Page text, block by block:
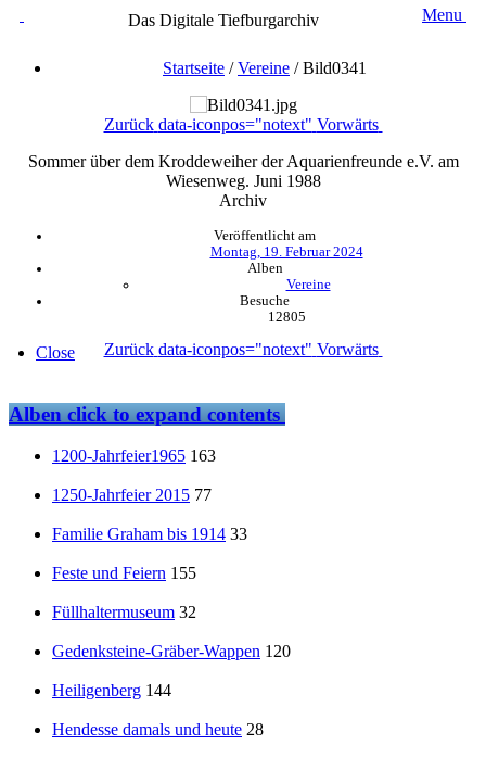
Das Digitale Tiefburgarchiv Menu
Startseite /Vereine /Bild0341
Zurück data-iconpos="notext" Vorwärts
Sommer über dem Kroddeweiher der Aquarienfreunde e.V. am
Wiesenweg. Juni 1988
Archiv
Veröffentlicht am
Montag, 19. Februar 2024
Alben
Vereine
Besuche
12805
Zurück data-iconpos="notext" Vorwärts
Close
Albenclick to expand contents
1200-Jahrfeier1965 163
1250-Jahrfeier 2015 77
Familie Graham bis 1914 33
Feste und Feiern 155
Füllhaltermuseum 32
Gedenksteine-Gräber-Wappen 120
Heiligenberg 144
Hendesse damals und heute 28